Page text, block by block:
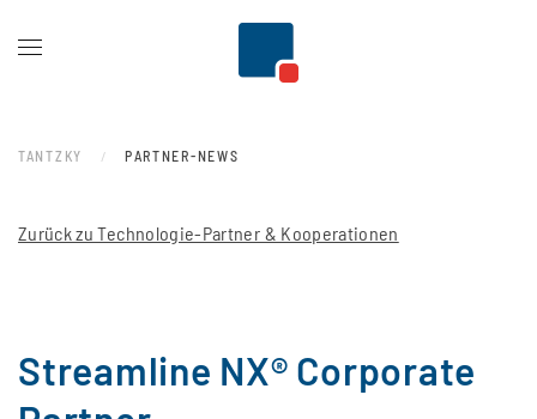
TANTZKY PARTNER-NEWS
Zurück zu Technologie-Partner & Kooperationen
Streamline NX® Corporate